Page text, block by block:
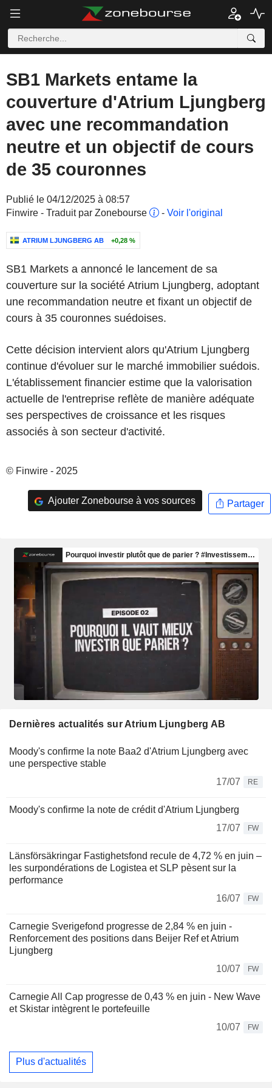
SB1 Markets entame la
couverture d'Atrium Ljungberg
avec une recommandation
neutre et un objectif de cours
de 35 couronnes
Publié le 04/12/2025 à 08:57
Finwire - Traduit par Zonebourse
- Voir l'original
ATRIUM LJUNGBERG AB +0,28 %
SB1 Markets a annoncé le lancement de sa
couverture sur la société Atrium Ljungberg, adoptant
une recommandation neutre et fixant un objectif de
cours à 35 couronnes suédoises.
Cette décision intervient alors qu'Atrium Ljungberg
continue d'évoluer sur le marché immobilier suédois.
L'établissement financier estime que la valorisation
actuelle de l'entreprise reflète de manière adéquate
ses perspectives de croissance et les risques
associés à son secteur d'activité.
© Finwire - 2025
Ajouter Zonebourse à vos sources Partager
Dernières actualités sur Atrium Ljungberg AB
Moody's confirme la note Baa2 d'Atrium Ljungberg avec
une perspective stable
17/07
RE
Moody's confirme la note de crédit d'Atrium Ljungberg
17/07
FW
Länsförsäkringar Fastighetsfond recule de 4,72 % en juin –
les surpondérations de Logistea et SLP pèsent sur la
performance
16/07
FW
Carnegie Sverigefond progresse de 2,84 % en juin -
Renforcement des positions dans Beijer Ref et Atrium
Ljungberg
10/07
FW
Carnegie All Cap progresse de 0,43 % en juin - New Wave
et Skistar intègrent le portefeuille
10/07
FW
Plus d'actualités